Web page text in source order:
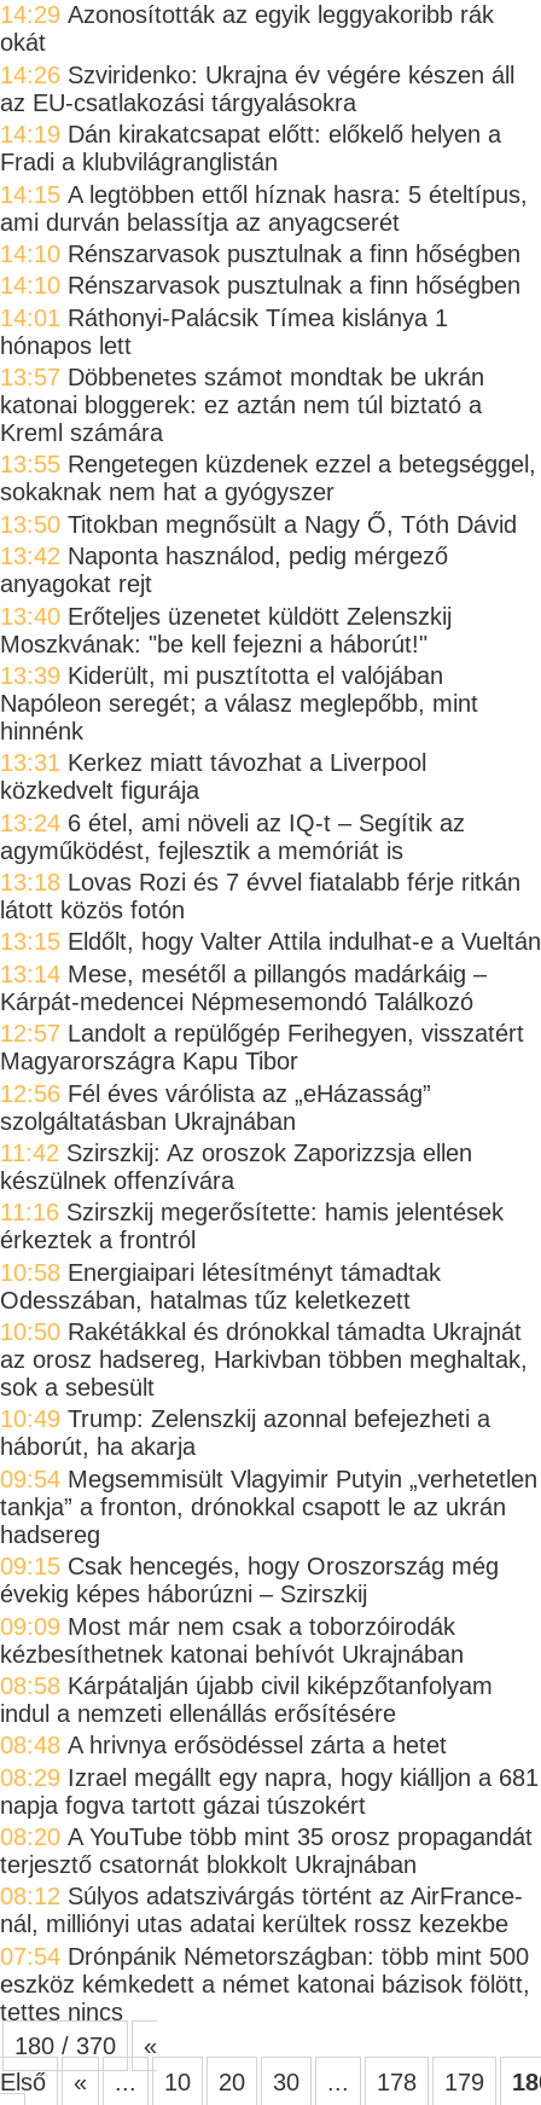
14:29 Azonosították az egyik leggyakoribb rák
okát
14:26 Szviridenko: Ukrajna év végére készen áll
az EU-csatlakozási tárgyalásokra
14:19 Dán kirakatcsapat előtt: előkelő helyen a
Fradi a klubvilágranglistán
14:15 A legtöbben ettől híznak hasra: 5 ételtípus,
ami durván belassítja az anyagcserét
14:10 Rénszarvasok pusztulnak a finn hőségben
14:10 Rénszarvasok pusztulnak a finn hőségben
14:01 Ráthonyi-Palácsik Tímea kislánya 1
hónapos lett
13:57 Döbbenetes számot mondtak be ukrán
katonai bloggerek: ez aztán nem túl biztató a
Kreml számára
13:55 Rengetegen küzdenek ezzel a betegséggel,
sokaknak nem hat a gyógyszer
13:50 Titokban megnősült a Nagy Ő, Tóth Dávid
13:42 Naponta használod, pedig mérgező
anyagokat rejt
13:40 Erőteljes üzenetet küldött Zelenszkij
Moszkvának: "be kell fejezni a háborút!"
13:39 Kiderült, mi pusztította el valójában
Napóleon seregét; a válasz meglepőbb, mint
hinnénk
13:31 Kerkez miatt távozhat a Liverpool
közkedvelt figurája
13:24 6 étel, ami növeli az IQ-t – Segítik az
agyműködést, fejlesztik a memóriát is
13:18 Lovas Rozi és 7 évvel fiatalabb férje ritkán
látott közös fotón
13:15 Eldőlt, hogy Valter Attila indulhat-e a Vueltán
13:14 Mese, mesétől a pillangós madárkáig –
Kárpát-medencei Népmesemondó Találkozó
12:57 Landolt a repülőgép Ferihegyen, visszatért
Magyarországra Kapu Tibor
12:56 Fél éves várólista az „eHázasság”
szolgáltatásban Ukrajnában
11:42 Szirszkij: Az oroszok Zaporizzsja ellen
készülnek offenzívára
11:16 Szirszkij megerősítette: hamis jelentések
érkeztek a frontról
10:58 Energiaipari létesítményt támadtak
Odesszában, hatalmas tűz keletkezett
10:50 Rakétákkal és drónokkal támadta Ukrajnát
az orosz hadsereg, Harkivban többen meghaltak,
sok a sebesült
10:49 Trump: Zelenszkij azonnal befejezheti a
háborút, ha akarja
09:54 Megsemmisült Vlagyimir Putyin „verhetetlen
tankja” a fronton, drónokkal csapott le az ukrán
hadsereg
09:15 Csak hencegés, hogy Oroszország még
évekig képes háborúzni – Szirszkij
09:09 Most már nem csak a toborzóirodák
kézbesíthetnek katonai behívót Ukrajnában
08:58 Kárpátalján újabb civil kiképzőtanfolyam
indul a nemzeti ellenállás erősítésére
08:48 A hrivnya erősödéssel zárta a hetet
08:29 Izrael megállt egy napra, hogy kiálljon a 681
napja fogva tartott gázai túszokért
08:20 A YouTube több mint 35 orosz propagandát
terjesztő csatornát blokkolt Ukrajnában
08:12 Súlyos adatszivárgás történt az AirFrance-
nál, milliónyi utas adatai kerültek rossz kezekbe
07:54 Drónpánik Németországban: több mint 500
eszköz kémkedett a német katonai bázisok fölött,
tettes nincs
180 / 370
«
Első
« ... 10 20 30 ... 178 179